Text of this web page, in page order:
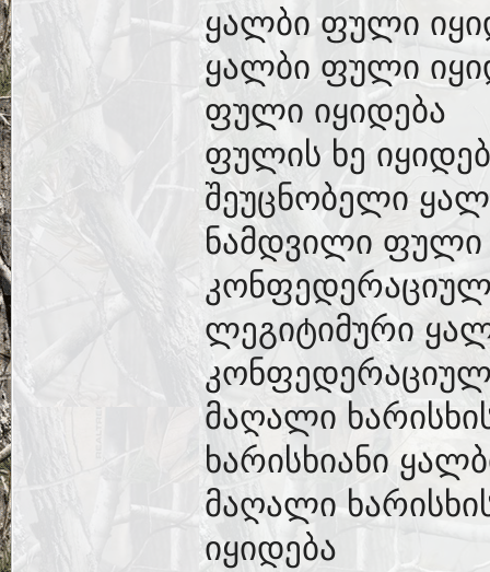
ყალბი ფული
ყალბი ფული
ფული იყიდება
ფულის ხე
შეუცნობელი
ნამდვილი ფული
ლეგიტიმური
მაღალი
ხარისხიანი
მაღალი
იყიდება